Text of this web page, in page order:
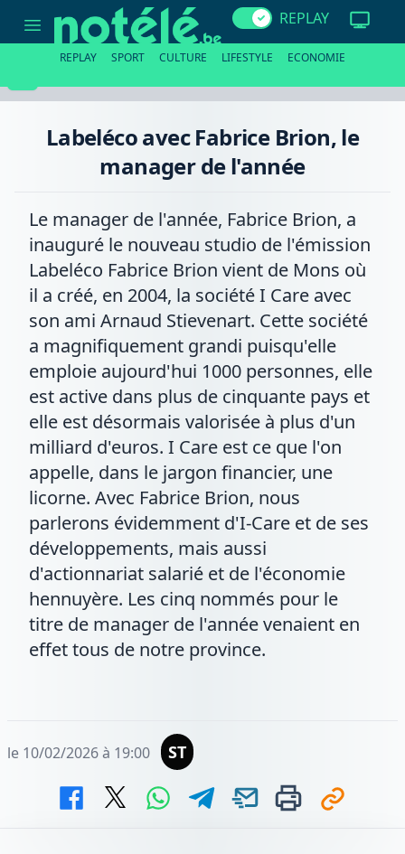
Fabrice
de
REPLAY
REPLAY SPORT CULTURE LIFESTYLE ECONOMIE
Labeléco avec Fabrice Brion, le
manager de l'année
Le manager de l'année, Fabrice Brion, a
inauguré le nouveau studio de l'émission
Labeléco Fabrice Brion vient de Mons où
il a créé, en 2004, la société I Care avec
son ami Arnaud Stievenart. Cette société
a magnifiquement grandi puisqu'elle
emploie aujourd'hui 1000 personnes, elle
est active dans plus de cinquante pays et
elle est désormais valorisée à plus d'un
milliard d'euros. I Care est ce que l'on
appelle, dans le jargon financier, une
licorne. Avec Fabrice Brion, nous
parlerons évidemment d'I-Care et de ses
développements, mais aussi
d'actionnariat salarié et de l'économie
hennuyère. Les cinq nommés pour le
titre de manager de l'année venaient en
effet tous de notre province.
le 10/02/2026 à 19:00 ST